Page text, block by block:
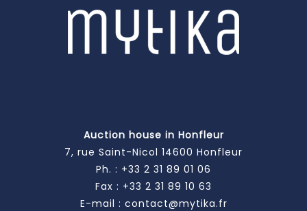
Auction house in Honfleur
7, rue Saint-Nicol 14600 Honfleur
Ph. : +33 2 31 89 01 06
Fax : +33 2 31 89 10 63
E-mail : contact@mytika.fr